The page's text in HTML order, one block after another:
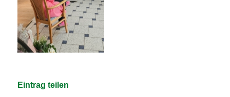
Eintrag teilen